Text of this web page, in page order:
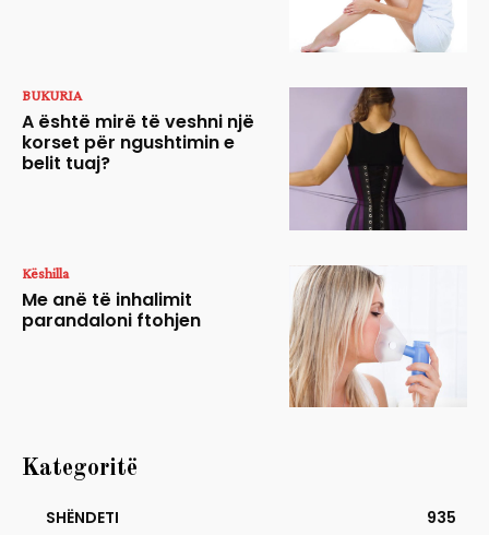
BUKURIA
A është mirë të veshni një
korset për ngushtimin e
belit tuaj?
Këshilla
Me anë të inhalimit
parandaloni ftohjen
Kategoritë
SHËNDETI 935